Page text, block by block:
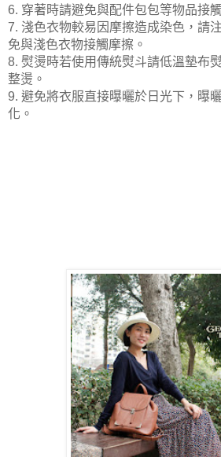
6. 穿著時請避免與配件包包等物品接
7. 淺色衣物較易因摩擦造成染色，請
免與淺色衣物接觸摩擦。
8. 熨燙時若使用傳統熨斗請低溫墊布
整燙。
9. 避免將衣服直接曝曬於日光下，曝
化。